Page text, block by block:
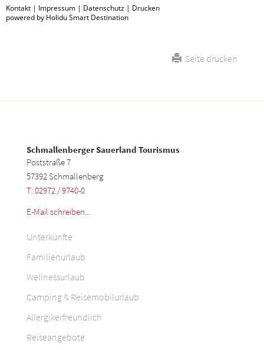
Kontakt | Impressum | Datenschutz | Drucken
powered by Holidu Smart Destination
Seite drucken
Schmallenberger Sauerland Tourismus
Poststraße 7
57392 Schmallenberg
T: 02972 / 9740-0
E-Mail schreiben...
Unterkünfte
Familienurlaub
Wellnessurlaub
Camping & Reisemobilurlaub
Allergikerfreundlich
Reiseangebote